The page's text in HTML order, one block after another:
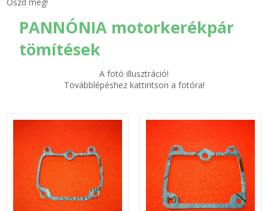
GÉPÉSZET-PÉBÉ-gáz - KÉSZLETEK
IPARI KARIMA TÖMÍTÉS
TÖMÍTŐ TÁBLA - SZIGETELŐ LEMEZ
SZEMÉLY GÉPJÁRMŰ TÖMÍTÉS
TEHER-ERŐGÉP-MOZDONY TÖMÍTÉS
Rólunk
Hírek
Adatkezelés
PANNÓNIA motorkerékpár
tömítések
A fotó illusztráció!
Továbblépéshez kattintson a fotóra!